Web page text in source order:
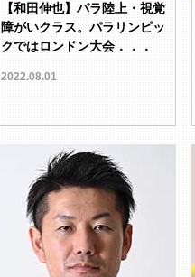
【和田伸也】パラ陸上・視覚
障がいクラス。パラリンピッ
クではロンドン大会．．．
2022.08.01